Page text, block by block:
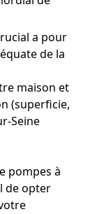
a pour
de la
maison et
(superficie,
Seine
pompes à
de opter